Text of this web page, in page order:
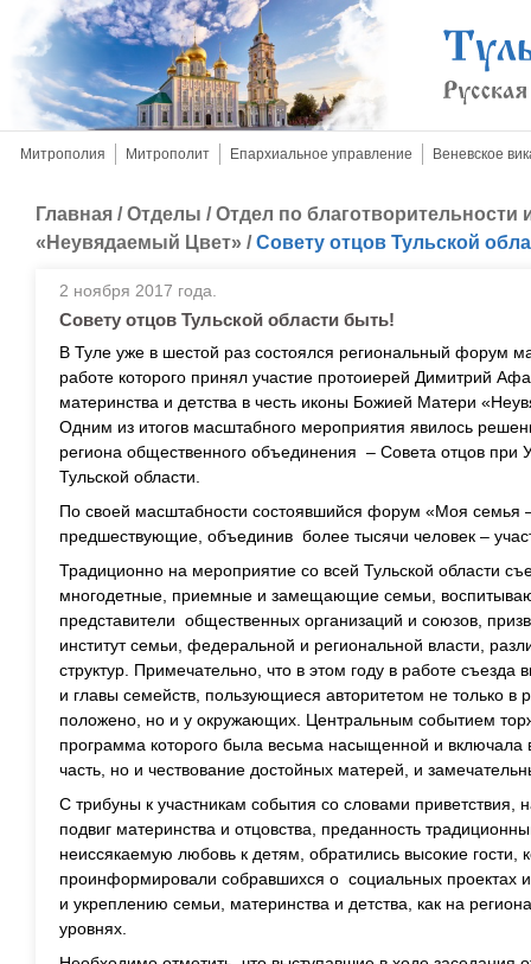
Митрополия Митрополит Епархиальное управление Веневское
Главная /Отделы /Отдел по
«Неувядаемый Цвет» /Совету отцов Тульской
2 ноября 2017 года.
Совету отцов Тульской области быть!
В Туле уже в шестой раз состоялся региональный форум
работе которого принял участие протоиерей Димитрий
материнства и детства в честь иконы Божией Матери
Одним из итогов масштабного мероприятия явилось
региона общественного объединения – Совета отцов
Тульской области.
По своей масштабности состоявшийся форум «Моя семья
предшествующие, объединив более тысячи человек –
Традиционно на мероприятие со всей Тульской области
многодетные, приемные и замещающие семьи,
представители общественных организаций и союзов,
институт семьи, федеральной и региональной власти,
структур. Примечательно, что в этом году в работе
и главы семейств, пользующиеся авторитетом не только в
положено, но и у окружающих. Центральным событием
программа которого была весьма насыщенной и включала
часть, но и чествование достойных матерей, и
С трибуны к участникам события со словами приветствия,
подвиг материнства и отцовства, преданность
неиссякаемую любовь к детям, обратились высокие гости,
проинформировали собравшихся о социальных проектах
и укреплению семьи, материнства и детства, как на
уровнях.